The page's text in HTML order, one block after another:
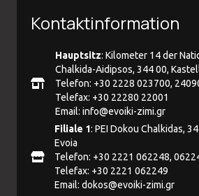
Kontaktinformation
Hauptsitz: Kilometer 14 der
Chalkida-Aidipsos, 344 00,
Telefon: +30 2228 023700,
Telefax: +30 22280 22001
Email: info@evoiki-zimi.gr
Filiale 1: PEI Dokou Chalkidas,
Evoia
Telefon: +30 2221 062248,
Telefax: +30 2221 062249
Email: dokos@evoiki-zimi.gr